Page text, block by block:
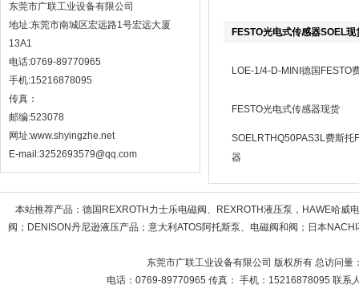
东莞市广联工业设备有限公司
地址:东莞市南城区宏远路1号宏远大厦
13A1
电话:0769-89770965
手机:15216878095
传真：
邮编:523078
网址:www.shyingzhe.net
E-mail:3252693579@qq.com
FESTO光电式传感器SOEL现
LOE-1/4-D-MINI德国FESTO
FESTO光电式传感器现货
SOELRTHQ50PAS3L费斯托
器
本站推荐产品： 德国REXROTH力士乐电磁阀、REXROTH液压泵，HAWE哈威
阀；DENISON丹尼逊液压产品；意大利ATOS阿托斯泵、电磁阀和阀；日本
东莞市广联工业设备有限公司 版权所有 总访问量
电话：0769-89770965 传真： 手机：15216878095 联系